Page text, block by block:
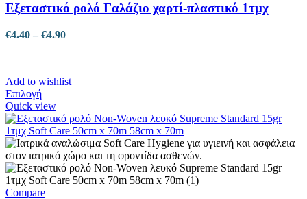
στη
σελίδα
του
προϊόντος
Εξεταστικό ρολό Γαλάζιο χαρτί-πλαστικό 1τμχ
€4.40 – €4.90Price
€4.90
Add to wishlist
ΕπιλογήΑυτό
το
προϊόν
έχει
πολλαπλές
παραλλαγές.
Οι
επιλογές
μπορούν
Quick view
Compare